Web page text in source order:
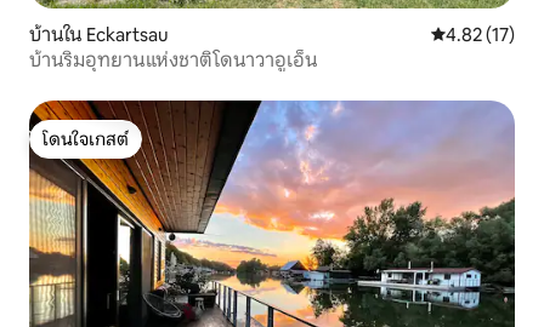
บ้านใน Eckartsau คะแนนเฉลี่ย
4.82 (17)
บ้านริมอุทยานแห่งชาติโดนาวาอูเอ็น
โดนใจเกสต์
โดนใจเกสต์